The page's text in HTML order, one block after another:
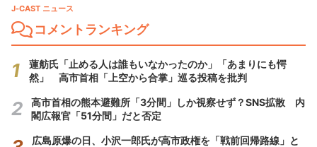
J-CAST ニュース
コメントランキング
蓮舫氏「止める人は誰もいなかったのか」「あまりにも愕
然」 高市首相「上空から合掌」巡る投稿を批判
高市首相の熊本避難所「3分間」しか視察せず？SNS拡散 内
閣広報官「51分間」だと否定
広島原爆の日、小沢一郎氏が高市政権を「戦前回帰路線」と